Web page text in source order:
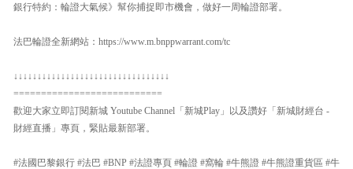
銀行特約：輪證大氣候》幫你捕捉即市機會，做好一周輪證部署。
法巴輪證全新網站：https://www.m.bnppwarrant.com/tc
↓↓↓↓↓↓↓↓↓↓↓↓↓↓↓↓↓↓↓↓↓↓↓↓↓↓↓↓↓↓↓↓↓
===========================
歡迎大家立即訂閱新城 Youtube Channel「新城Play」以及讚好「新城財經台 -
財經直播」專頁，緊貼最新部署。
#法國巴黎銀行 #法巴 #BNP #法證專頁 #輪證 #窩輪 #牛熊證 #牛熊證重貨區 #牛